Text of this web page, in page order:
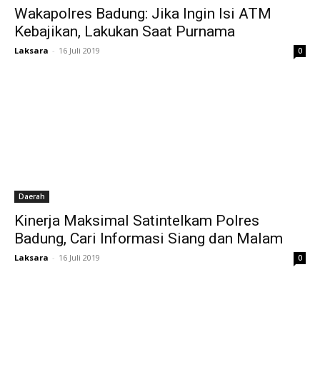
Wakapolres Badung: Jika Ingin Isi ATM
Kebajikan, Lakukan Saat Purnama
Laksara - 16 Juli 2019 0
Daerah
Kinerja Maksimal Satintelkam Polres
Badung, Cari Informasi Siang dan Malam
Laksara - 16 Juli 2019 0